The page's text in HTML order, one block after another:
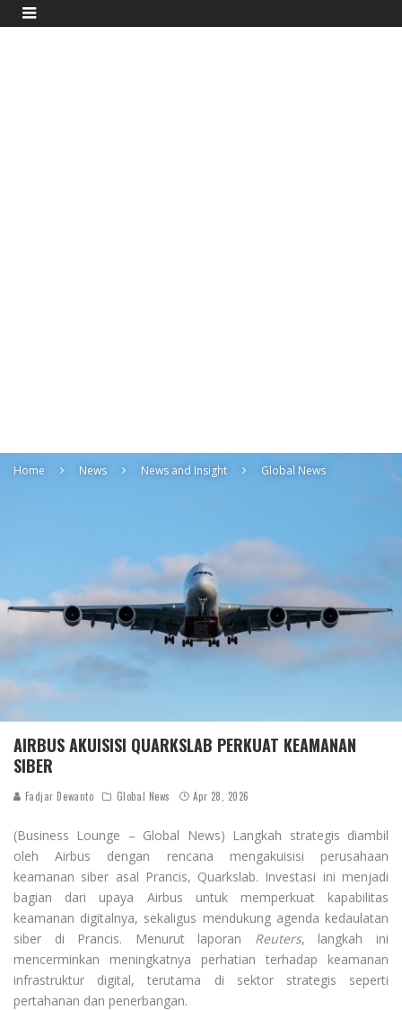
Home News News and Insight Global News
AIRBUS AKUISISI QUARKSLAB PERKUAT KEAMANAN
SIBER
Fadjar Dewanto Global News Apr 28, 2026
(Business Lounge – Global News) Langkah strategis diambil
olehAirbus dengan rencana mengakuisisi perusahaan
keamanan siber asal Prancis, Quarkslab. Investasi ini menjadi
bagian dari upaya Airbus untuk memperkuat kapabilitas
keamanan digitalnya, sekaligus mendukung agenda kedaulatan
siber di Prancis. Menurut laporan Reuters, langkah ini
mencerminkan meningkatnya perhatian terhadap keamanan
infrastruktur digital, terutama di sektor strategis seperti
pertahanan dan penerbangan.